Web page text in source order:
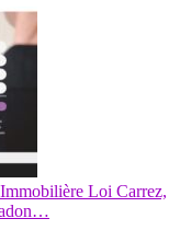
Loi Carrez,